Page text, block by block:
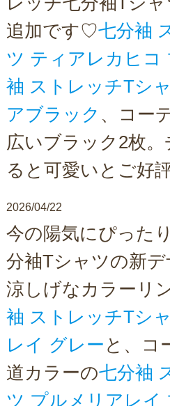
追加です♡七分袖
ツ ティアレカヒコ
袖 ストレッチTシ
アブラック 、コー
広いブラック2枚。
ると可愛いとご好
2026/04/22
今の陽気にぴった
分袖Tシャツの新
涼しげなカラーリ
袖 ストレッチTシ
レイ グレー と、コ
道カラーの七分袖
ツ プルメリアレイ